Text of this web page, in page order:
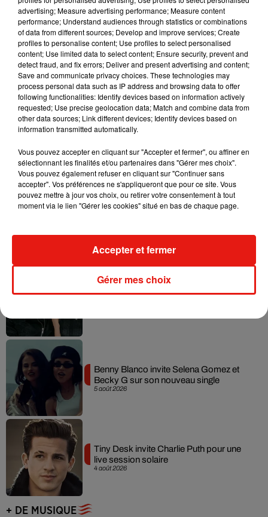
Musique
7 août 2026
Julien Lieb s’essaye à la vie de chatelain
dans son nouveau clip
7 août 2026
Madonna sort enfin le remix de « Love
Tayc et Didi B dévoilent le single le plus
5 août 2026
Benny Blanco invite Selena Gomez et
Becky G sur son nouveau single
4 août 2026
Tiny Desk invite Charlie Puth pour une
live session solaire
+ DE MUSIQUE
advertising; Measure advertising performance; Measure content
performance; Understand audiences through statistics or combinations
of data from different sources; Develop and improve services; Create
profiles to personalise content; Use profiles to select personalised
content; Use limited data to select content; Ensure security, prevent and
detect fraud, and fix errors; Deliver and present advertising and content;
Save and communicate privacy choices. These technologies may
process personal data such as IP address and browsing data to offer
following functionalities: Identify devices based on information actively
requested; Use precise geolocation data; Match and combine data from
other data sources; Link different devices; Identify devices based on
information transmitted automatically.
Vous pouvez accepter en cliquant sur "Accepter et fermer", ou affiner en
sélectionnant les finalités et/ou partenaires dans "Gérer mes choix".
Vous pouvez également refuser en cliquant sur "Continuer sans
accepter". Vos préférences ne s'appliqueront que pour ce site. Vous
pouvez mettre à jour vos choix, ou retirer votre consentement à tout
moment via le lien "Gérer les cookies" situé en bas de chaque page.
Gérer mes choix
Accepter et fermer